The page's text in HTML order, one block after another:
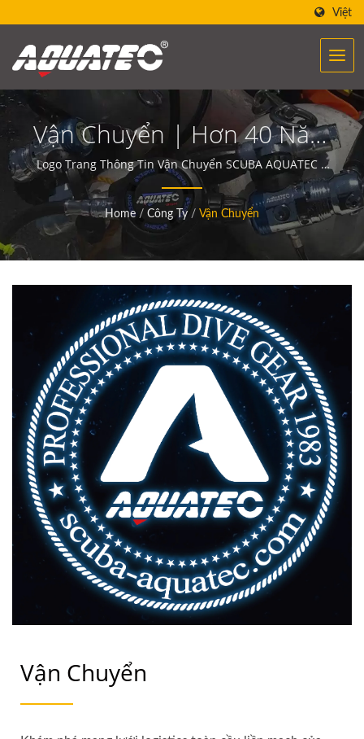
Việt
Vận Chuyển | Hơn 40 Năm
Sản Xuất Đồ Lặn Và Thiết
Bị | SCUBA AQUATEC
Logo Trang Thông Tin Vận Chuyển SCUBA AQUATEC |
Thiết bị lặn của AQUATEC tạo ra sức mạnh giúp con
người gặp gỡ và giao tiếp với đại dương.
Home / Công Ty / Vận Chuyển
Vận Chuyển